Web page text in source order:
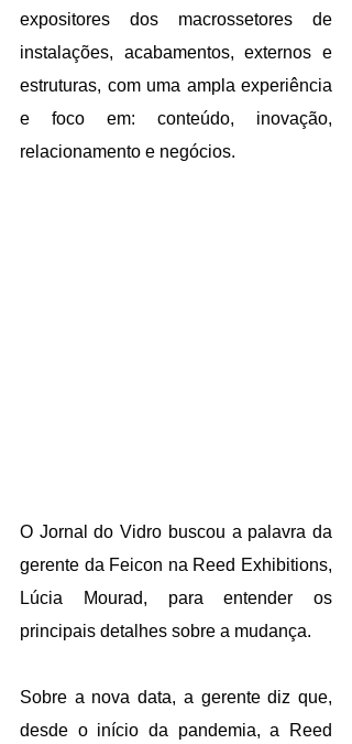
expositores dos macrossetores de
instalações, acabamentos, externos e
estruturas, com uma ampla experiência
e foco em: conteúdo, inovação,
relacionamento e negócios.
O Jornal do Vidro buscou a palavra da
gerente da Feicon na Reed Exhibitions,
Lúcia Mourad, para entender os
principais detalhes sobre a mudança.
Sobre a nova data, a gerente diz que,
desde o início da pandemia, a Reed